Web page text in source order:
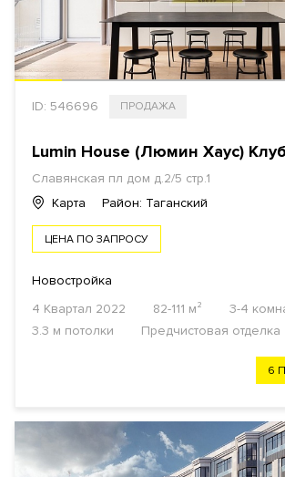
ID: 546696 ПРОДАЖА
Lumin House (Люмин Хаус)
Славянская пл дом д.2/5 стр.1
Карта
Район: Таганский
ЦЕНА ПО ЗАПРОСУ
Новостройка
4 Квартал 2022
82-111 м²
3-4
3.3 м потолки
Предчистовая отделка
6